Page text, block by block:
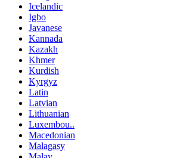
Icelandic
Igbo
Javanese
Kannada
Kazakh
Khmer
Kurdish
Kyrgyz
Latin
Latvian
Lithuanian
Luxembou..
Macedonian
Malagasy